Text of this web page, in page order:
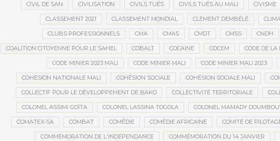
CIVIL DE SAN CIVILISATION CIVILS TUÉS CIVILS TUÉS AU MALI CIVISME
CLASSEMENT 2021 CLASSEMENT MONDIAL CLÉMENT DEMBÉLÉ
CLUBS PROFESSIONNELS CMA CMAS CMDT CMSS CNDH
COALITION CITOYENNE POUR LE SAHEL COBALT COCAÏNE COCEM CODE DE LA
CODE MINIER 2023 MALI CODE MINIER MALI CODE MINIER MALI 2023
COHÉSION NATIONALE MALI COHÉSION SOCIALE COHÉSION SOCIALE MALI
COLLECTIF POUR LE DÉVELOPPEMENT DE BAKO COLLECTIVITÉ TERRITORIALE
COLONEL ASSIMI GOÏTA COLONEL LASSINA TOGOLA COLONEL MAMADY
COMATEX-SA COMBAT COMÉDIE COMÉDIE AFRICAINE COMITÉ DE
COMMÉMORATION DE L'INDÉPENDANCE COMMÉMORATION DU 14 JANVIER